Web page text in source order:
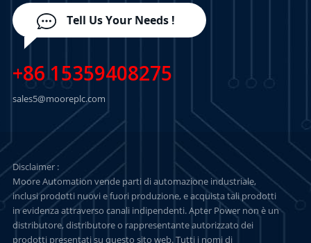
Tell Us Your Needs !
+86 15359408275
sales5@mooreplc.com
Disclaimer :
Moore Automation vende parti di automazione industriale,
inclusi prodotti nuovi e fuori produzione, e acquista tali prodotti
in evidenza attraverso canali indipendenti. Apter Power non è un
distributore, distributore o rappresentante autorizzato dei
prodotti presentati su questo sito web. Tutti i nomi di